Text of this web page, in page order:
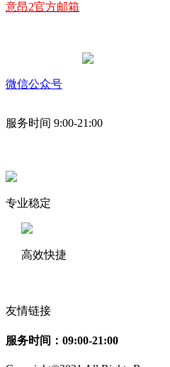
意昂2官方邮箱
微信公众号
服务时间 9:00-21:00
专业稳定
高效快捷
友情链接
服务时间：09:00-21:00